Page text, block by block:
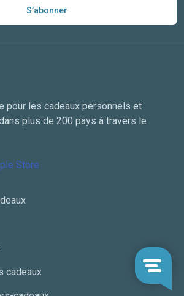
S’abonner
pour les cadeaux personnels et
plus de 200 pays à travers le
cadeaux